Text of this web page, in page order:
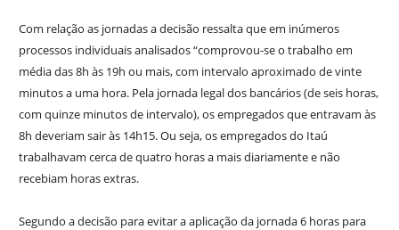
Com relação as jornadas a decisão ressalta que em inúmeros
processos individuais analisados “comprovou-se o trabalho em
média das 8h às 19h ou mais, com intervalo aproximado de vinte
minutos a uma hora. Pela jornada legal dos bancários (de seis horas,
com quinze minutos de intervalo), os empregados que entravam às
8h deveriam sair às 14h15. Ou seja, os empregados do Itaú
trabalhavam cerca de quatro horas a mais diariamente e não
recebiam horas extras.
Segundo a decisão para evitar a aplicação da jornada 6 horas para